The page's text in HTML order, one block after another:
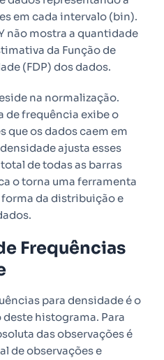
em cada intervalo (bin).
não mostra a quantidade
da Função de
(FDP) dos dados.
na normalização.
de frequência exibe o
que os dados caem em
ajusta esses
de todas as barras
o torna uma ferramenta
da distribuição e
Frequências
para densidade é o
histograma. Para
das observações é
de observações e